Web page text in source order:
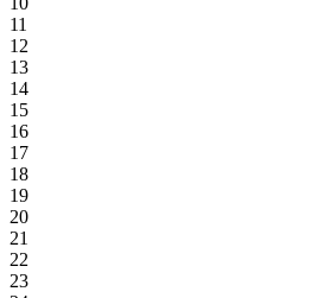
11
12
13
14
15
16
17
18
19
20
21
22
23